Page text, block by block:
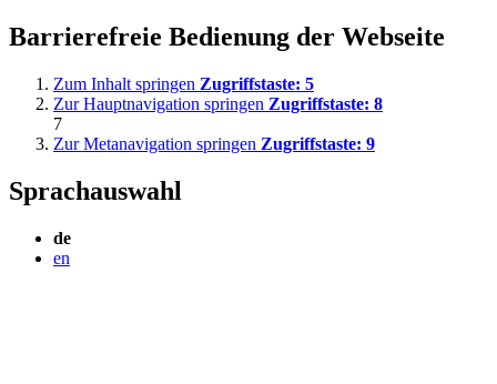
Barrierefreie Bedienung der Webseite
Zum Inhalt springen Zugriffstaste: 5
Zur Hauptnavigation springen Zugriffstaste: 8
7
Zur Metanavigation springen Zugriffstaste: 9
Sprachauswahl
de
en